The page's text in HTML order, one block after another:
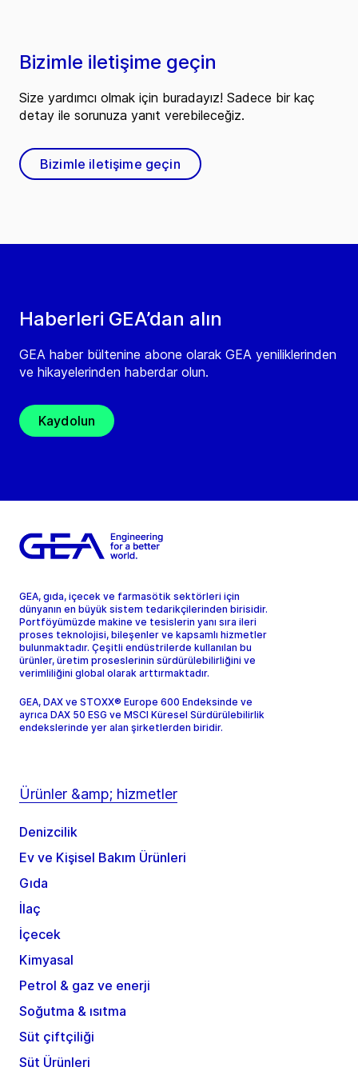
Haberleri GEA’dan alın
GEA haber bültenine abone olarak GEA yeniliklerinden
ve hikayelerinden haberdar olun.
Kaydolun
Bizimle iletişime geçin
Size yardımcı olmak için buradayız! Sadece bir kaç
detay ile sorunuza yanıt verebileceğiz.
Bizimle iletişime geçin
GEA, gıda, içecek ve farmasötik sektörleri için
dünyanın en büyük sistem tedarikçilerinden birisidir.
Portföyümüzde makine ve tesislerin yanı sıra ileri
proses teknolojisi, bileşenler ve kapsamlı hizmetler
bulunmaktadır. Çeşitli endüstrilerde kullanılan bu
ürünler, üretim proseslerinin sürdürülebilirliğini ve
verimliliğini global olarak arttırmaktadır.
GEA, DAX ve STOXX® Europe 600 Endeksinde ve
ayrıca DAX 50 ESG ve MSCI Küresel Sürdürülebilirlik
endekslerinde yer alan şirketlerden biridir.
Ürünler &amp; hizmetler
Denizcilik
Ev ve Kişisel Bakım Ürünleri
Gıda
İlaç
İçecek
Kimyasal
Petrol & gaz ve enerji
Soğutma & ısıtma
Süt çiftçiliği
Süt Ürünleri